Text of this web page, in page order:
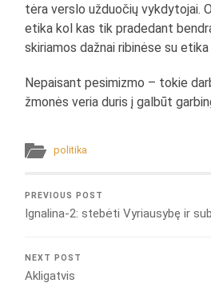
tėra verslo užduočių vykdytojai.
etika kol kas tik pradedant
skiriamos dažnai ribinėse su
Nepaisant pesimizmo – tokie
žmonės veria duris į galbūt
politika
PREVIOUS POST
Ignalina-2: stebėti Vyriausybę ir
NEXT POST
Akligatvis